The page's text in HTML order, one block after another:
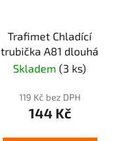
Trafimet Chladící
trubička A81 dlouhá
Skladem (3 ks)
119 Kč bez DPH
144 Kč